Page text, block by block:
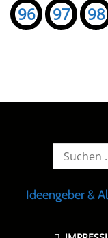
96
97 98
Suche
Ideengeber &